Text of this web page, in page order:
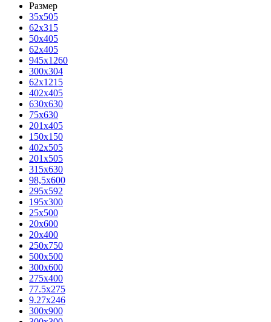
Размер
35х505
62x315
50x405
62х405
945x1260
300x304
62x1215
402x405
630x630
75x630
201x405
150x150
402x505
201x505
315x630
98,5х600
295x592
195х300
25x500
20х600
20х400
250x750
500x500
300x600
275x400
77.5х275
9.27x246
300x900